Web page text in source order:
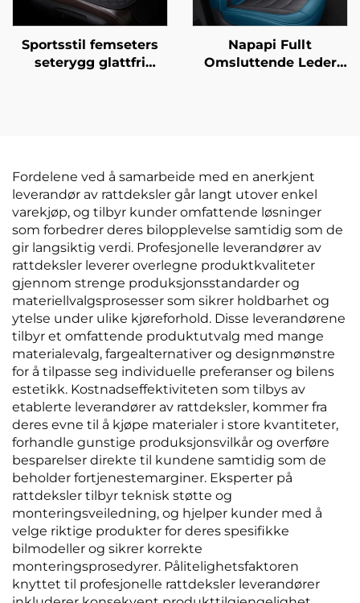
Sportsstil femseters
seterygg glattfri
Napapi Fullt
Omsluttende Leder
Fordelene ved å samarbeide med en anerkjent
leverandør av rattdeksler går langt utover enkel
varekjøp, og tilbyr kunder omfattende løsninger
som forbedrer deres bilopplevelse samtidig som de
gir langsiktig verdi. Profesjonelle leverandører av
rattdeksler leverer overlegne produktkvaliteter
gjennom strenge produksjonsstandarder og
materiellvalgsprosesser som sikrer holdbarhet og
ytelse under ulike kjøreforhold. Disse leverandørene
tilbyr et omfattende produktutvalg med mange
materialevalg, fargealternativer og designmønstre
for å tilpasse seg individuelle preferanser og bilens
estetikk. Kostnadseffektiviteten som tilbys av
etablerte leverandører av rattdeksler, kommer fra
deres evne til å kjøpe materialer i store kvantiteter,
forhandle gunstige produksjonsvilkår og overføre
besparelser direkte til kundene samtidig som de
beholder fortjenestemarginer. Eksperter på
rattdeksler tilbyr teknisk støtte og
monteringsveiledning, og hjelper kunder med å
velge riktige produkter for deres spesifikke
bilmodeller og sikrer korrekte
monteringsprosedyrer. Pålitelighetsfaktoren
knyttet til profesjonelle rattdeksler leverandører